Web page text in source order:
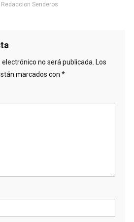
Redaccion Senderos
no será publicada. Los
marcados con *